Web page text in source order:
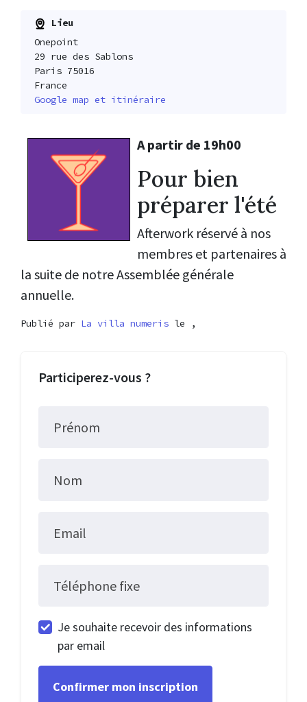
Lieu
Onepoint
29 rue des Sablons
Paris 75016
France
Google map et itinéraire
A partir de 19h00
Pour bien
préparer l'été
Afterwork réservé à nos
membres et partenaires à
la suite de notre Assemblée générale
annuelle.
Publié par La villa numeris le ,
Participerez-vous ?
Prénom
Nom
Email
Téléphone fixe
Je souhaite recevoir des informations
par email